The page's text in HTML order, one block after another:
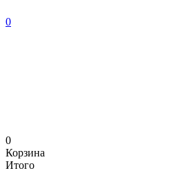
0
0
Корзина
Итого